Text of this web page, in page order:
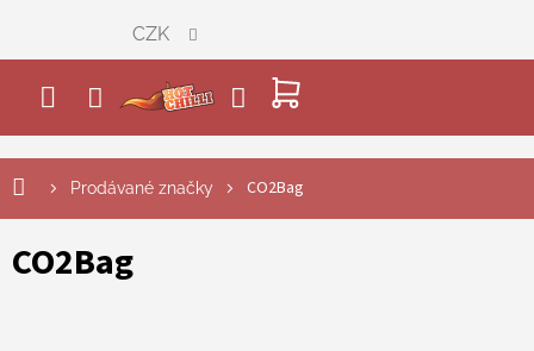
obsah
NÁKUPNÍ
KOŠÍK
CZK
Prodávané značky CO2Bag
CO2Bag